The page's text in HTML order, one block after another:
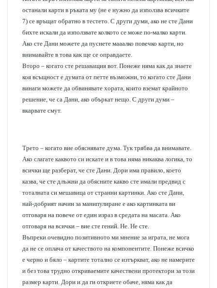
останали карти в ръката му (не е нужно да използва всичките
7) се връщат обратно в тестето. С други думи, ако не сте Дани
бихте искали да използвате колкото се може по-малко карти.
Ако сте Дани можете да пуснете мааалко повечко карти, но
внимавайте в това как ще се оправдаете.
Второ – когато сте решаващия вот. Понеже няма как да знаете
коя всъщност е думата от петте възможни, то когато сте Дани
винаги можете да обвинявате хората, които вземат крайното
решение, че са Дани, ако объркат нещо. С други думи –
вкарвате смут.
Трето – когато вие обяснявате дума. Тук трябва да внимавате.
Ако слагате каквото си искате и в това няма никаква логика, то
всички ще разберат, че сте Дани. Дори има правило, което
казва, че сте длъжни да обясните какво сте имали предвид с
тоталната си мешавица от странни картинки. Ако сте Дани,
най-добрият начин за манипулиране е ако картинката ви
отговаря на повече от един израз в средата на масата. Ако
отговаря на всички – вие сте гений. Не. Не сте.
Въпреки очевидно позитивното ми мнение за играта, не мога
да не се оплача от качеството на компонентите. Понеже всичко
е черно и бяло – картите тотално се изтъркват, ако не намерите
и без това трудно откриваемите качествени протектори за този
размер карти. Дори и да ги откриете обаче, няма как да